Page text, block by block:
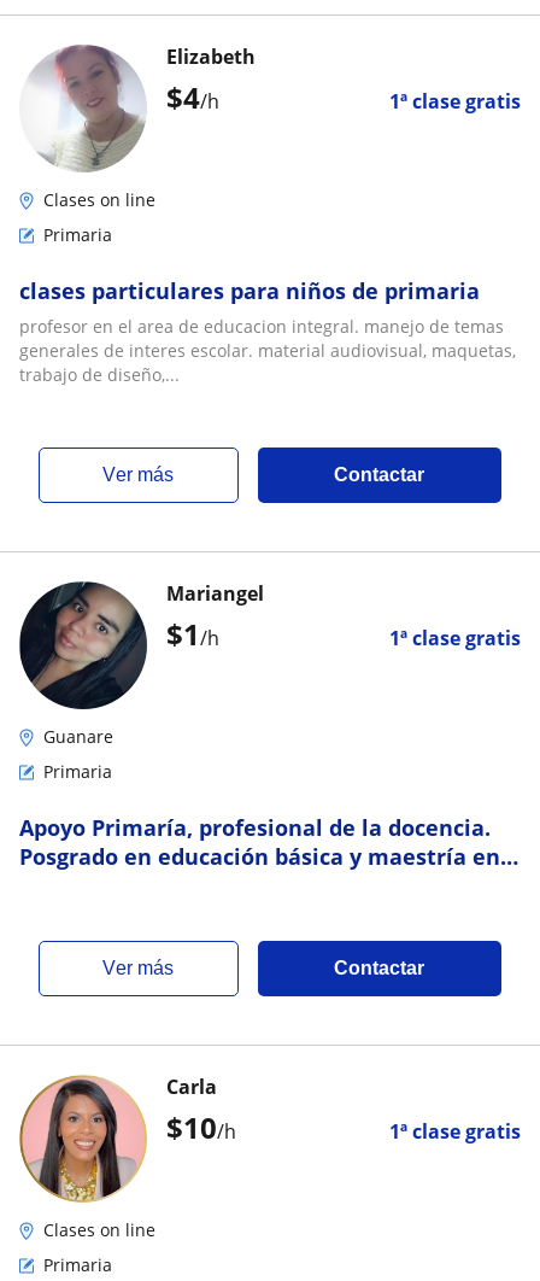
$4/h 1ª clase gratis
Elizabeth
Clases on line
Primaria
clases particulares para niños de primaria
profesor en el area de educacion integral. manejo de temas
generales de interes escolar. material audiovisual, maquetas,
trabajo de diseño,...
ver más Contactar
$1/h 1ª clase gratis
Mariangel
Guanare
Primaria
Apoyo Primaría, profesional de la docencia.
Posgrado en educación básica y maestría en
ver más Contactar
$10/h 1ª clase gratis
Carla
Clases on line
Primaria